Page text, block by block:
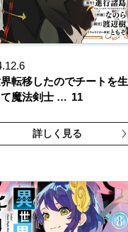
転移したのでチートを生
魔法剣士 … 11
詳しく見る